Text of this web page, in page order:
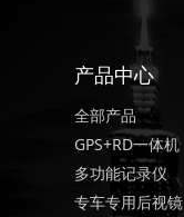
产品中心
全部产品
GPS+RD一体机
多功能记录仪
专车专用后视镜